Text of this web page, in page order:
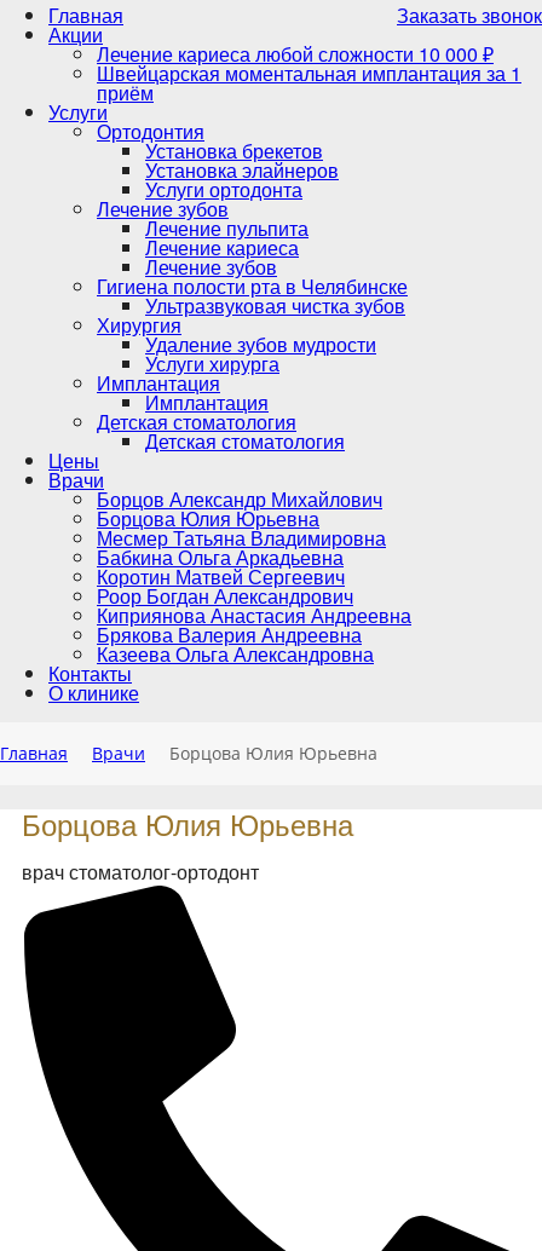
Заказать звонок
Главная
Акции
Лечение кариеса любой сложности 10 000 ₽
Швейцарская моментальная имплантация за 1
приём
Услуги
Ортодонтия
Установка брекетов
Установка элайнеров
Услуги ортодонта
Лечение зубов
Лечение пульпита
Лечение кариеса
Лечение зубов
Гигиена полости рта в Челябинске
Ультразвуковая чистка зубов
Хирургия
Удаление зубов мудрости
Услуги хирурга
Имплантация
Имплантация
Детская стоматология
Детская стоматология
Цены
Врачи
Борцов Александр Михайлович
Борцова Юлия Юрьевна
Месмер Татьяна Владимировна
Бабкина Ольга Аркадьевна
Коротин Матвей Сергеевич
Роор Богдан Александрович
Киприянова Анастасия Андреевна
Брякова Валерия Андреевна
Казеева Ольга Александровна
Контакты
О клинике
Главная Врачи Борцова Юлия Юрьевна
Борцова Юлия Юрьевна
врач стоматолог-ортодонт